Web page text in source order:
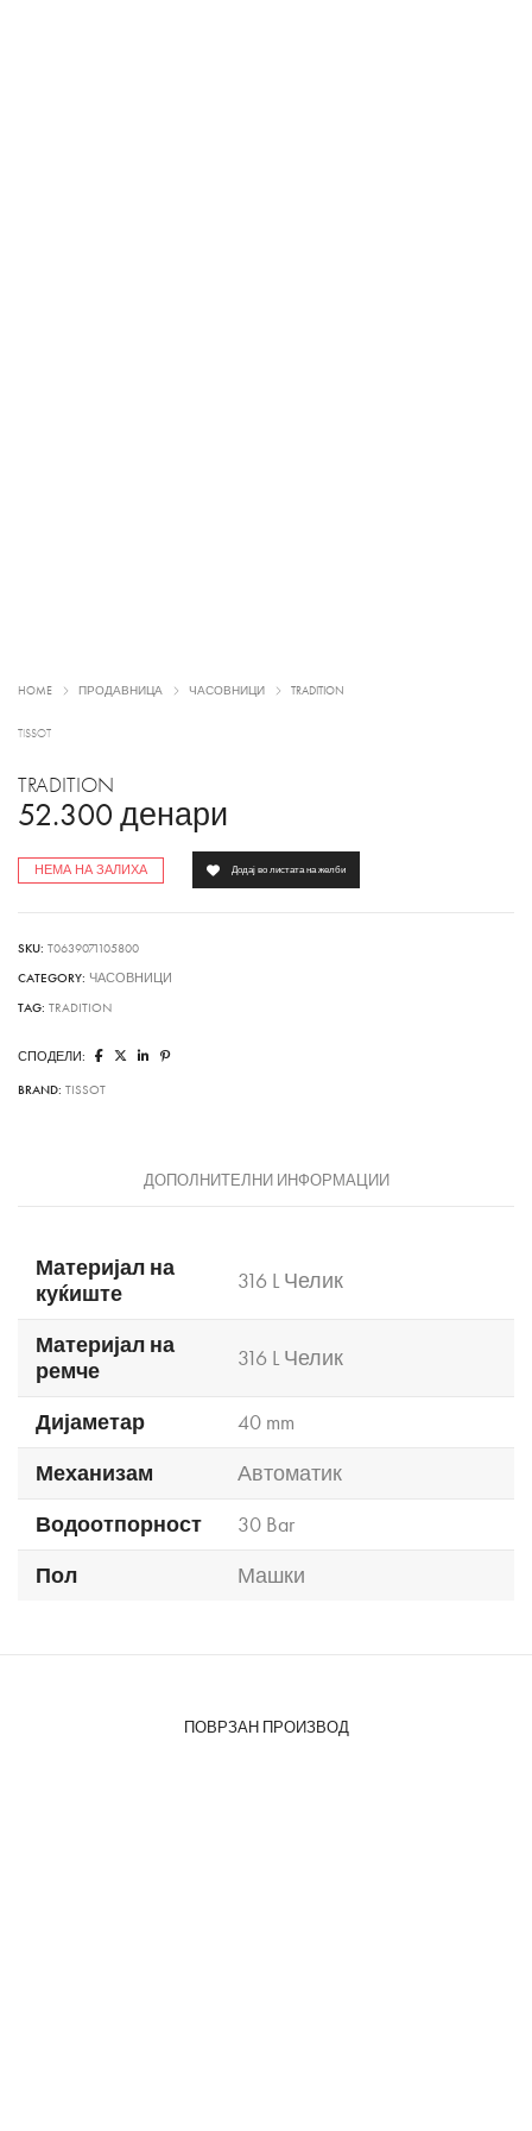
HOME ПРОДАВНИЦА ЧАСОВНИЦИ TRADITION
TISSOT
TRADITION
52.300 денари
НЕМА НА ЗАЛИХА Додај во листата на желби
SKU: T0639071105800
CATEGORY: ЧАСОВНИЦИ
TAG: TRADITION
СПОДЕЛИ:
BRAND: TISSOT
ДОПОЛНИТЕЛНИ ИНФОРМАЦИИ
Материјал на
куќиште
316 L Челик
Материјал на
ремче
316 L Челик
Дијаметар
40 mm
Механизам
Автоматик
Водоотпорност
30 Bar
Пол
Машки
ПОВРЗАН ПРОИЗВОД